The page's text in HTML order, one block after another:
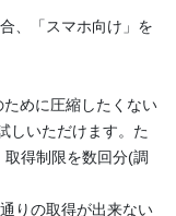
、「スマホ向け」を
めに圧縮したくない
しいただけます。た
得制限を数回分(調
りの取得が出来ない